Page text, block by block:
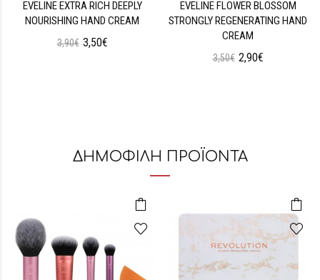
EVELINE EXTRA RICH DEEPLY
NOURISHING HAND CREAM
3,90€ 3,50€
EVELINE FLOWER BLOSSOM
STRONGLY REGENERATING HAND
CREAM
3,50€ 2,90€
ΔΗΜΟΦΙΛΗ ΠΡΟΪΟΝΤΑ